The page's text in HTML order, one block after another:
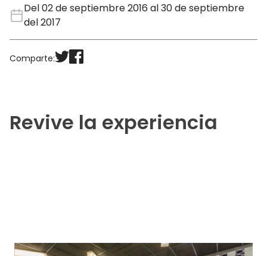
Del 02 de septiembre 2016 al 30 de septiembre
del 2017
Comparte:
Revive la experiencia